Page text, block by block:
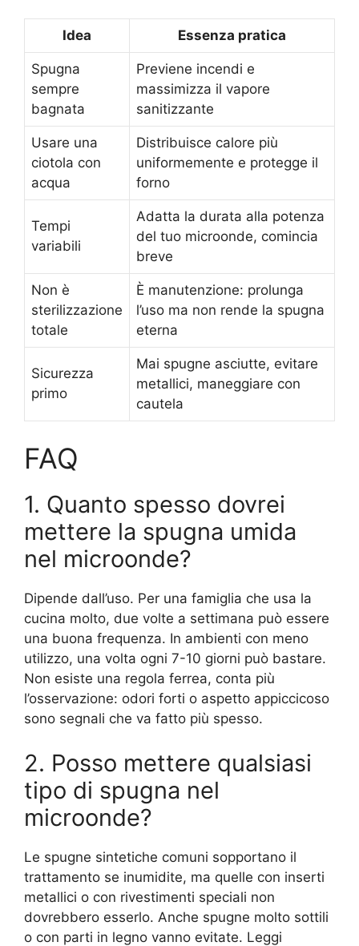
Idea Essenza pratica
Spugna
sempre
bagnata
Previene incendi e
massimizza il vapore
sanitizzante
Usare una
ciotola con
acqua
Distribuisce calore più
uniformemente e protegge il
forno
Tempi
variabili
Adatta la durata alla potenza
del tuo microonde, comincia
breve
Non è
sterilizzazione
totale
È manutenzione: prolunga
l’uso ma non rende la spugna
eterna
Sicurezza
primo
Mai spugne asciutte, evitare
metallici, maneggiare con
cautela
FAQ
1. Quanto spesso dovrei
mettere la spugna umida
nel microonde?
Dipende dall’uso. Per una famiglia che usa la
cucina molto, due volte a settimana può essere
una buona frequenza. In ambienti con meno
utilizzo, una volta ogni 7-10 giorni può bastare.
Non esiste una regola ferrea, conta più
l’osservazione: odori forti o aspetto appiccicoso
sono segnali che va fatto più spesso.
2. Posso mettere qualsiasi
tipo di spugna nel
microonde?
Le spugne sintetiche comuni sopportano il
trattamento se inumidite, ma quelle con inserti
metallici o con rivestimenti speciali non
dovrebbero esserlo. Anche spugne molto sottili
o con parti in legno vanno evitate. Leggi